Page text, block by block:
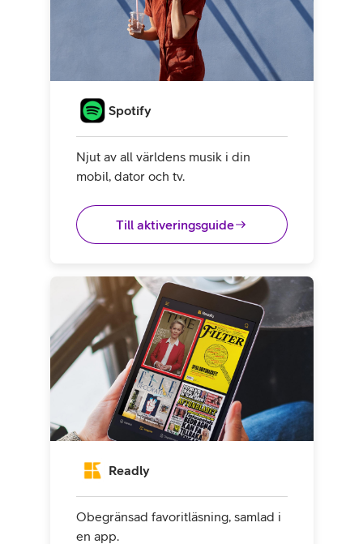
Spotify
Njut av all världens musik i din
mobil, dator och tv.
Till aktiveringsguide
Readly
Obegränsad favoritläsning, samlad i
en app.